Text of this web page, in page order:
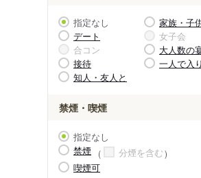
指定なし
家族・子
デート
女子会
合コン
大人数の
接待
一人で入
知人・友人と
禁煙・喫煙
指定なし
禁煙
分煙を含む
喫煙可